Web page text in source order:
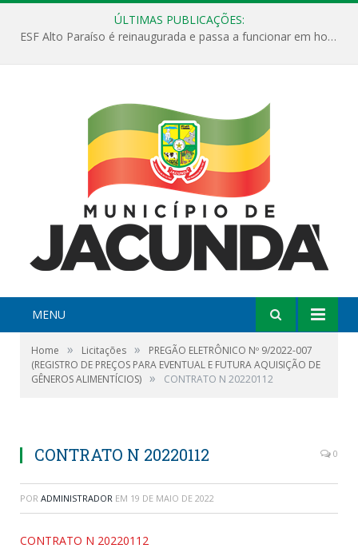
ÚLTIMAS PUBLICAÇÕES:
ESF Alto Paraíso é reinaugurada e passa a funcionar em horário estendido
MENU
Home » Licitações »
PREGÃO ELETRÔNICO Nº 9/2022-007
(REGISTRO DE PREÇOS PARA EVENTUAL E FUTURA AQUISIÇÃO DE
GÊNEROS ALIMENTÍCIOS) » CONTRATO N 20220112
CONTRATO N 20220112 0
POR ADMINISTRADOR EM 19 DE MAIO DE 2022
CONTRATO N 20220112